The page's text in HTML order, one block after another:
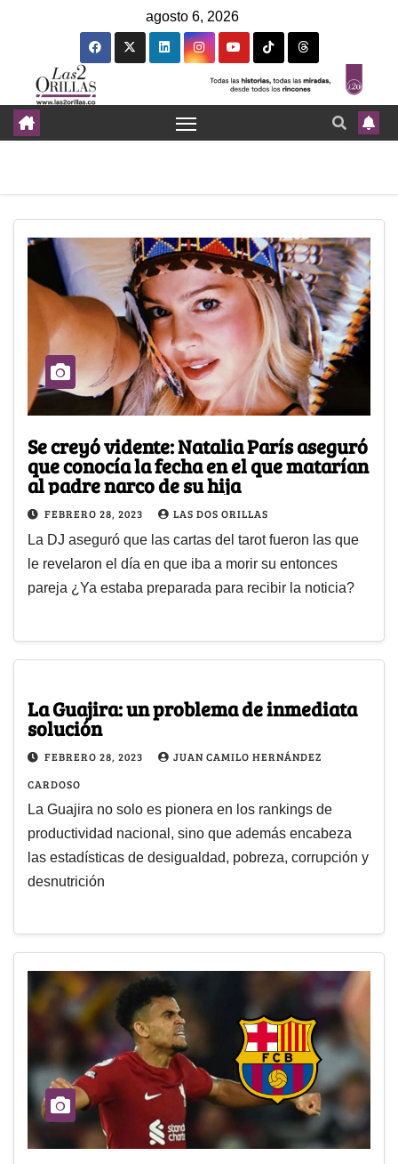
agosto 6, 2026
Se creyó vidente: Natalia París aseguró
que conocía la fecha en el que matarían
al padre narco de su hija
FEBRERO 28, 2023 LAS DOS ORILLAS
La DJ aseguró que las cartas del tarot fueron las que
le revelaron el día en que iba a morir su entonces
pareja ¿Ya estaba preparada para recibir la noticia?
La Guajira: un problema de inmediata
solución
FEBRERO 28, 2023
JUAN CAMILO HERNÁNDEZ
CARDOSO
La Guajira no solo es pionera en los rankings de
productividad nacional, sino que además encabeza
las estadísticas de desigualdad, pobreza, corrupción y
desnutrición